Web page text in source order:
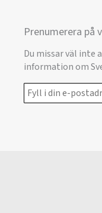
Prenumerera på
Du missar väl inte
information om